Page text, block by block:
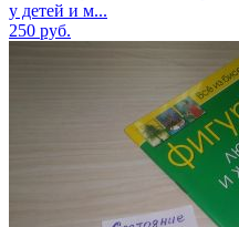
у детей и м...
250 руб.